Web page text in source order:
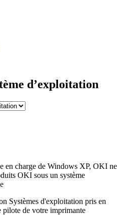
d’exploitation
en charge de Windows XP, OKI ne
OKI sous un système
Systèmes d'exploitation pris en
pilote de votre imprimante